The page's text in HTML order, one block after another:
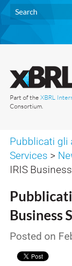
Part of the XBRL
Consortium.
Pubblicati gli
Services >
IRIS
Business
Posted on